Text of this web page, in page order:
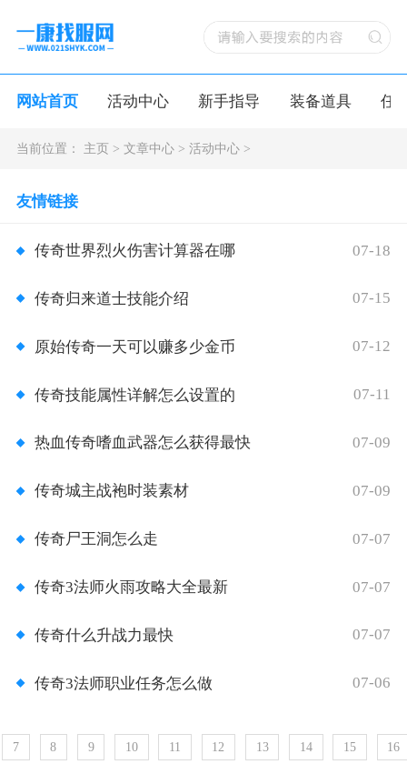
网站首页 活动中心 新手指导 装备道具 任
当前位置： 主页> 文章中心> 活动中心>
友情链接
传奇世界烈火伤害计算器在哪 07-18
传奇归来道士技能介绍 07-15
原始传奇一天可以赚多少金币 07-12
传奇技能属性详解怎么设置的 07-11
热血传奇嗜血武器怎么获得最快 07-09
传奇城主战袍时装素材 07-09
传奇尸王洞怎么走 07-07
传奇3法师火雨攻略大全最新 07-07
传奇什么升战力最快 07-07
传奇3法师职业任务怎么做 07-06
7 8 9 10 11 12 13 14 15 16